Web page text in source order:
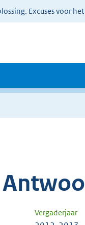
Excuses voor
Vergaderjaar